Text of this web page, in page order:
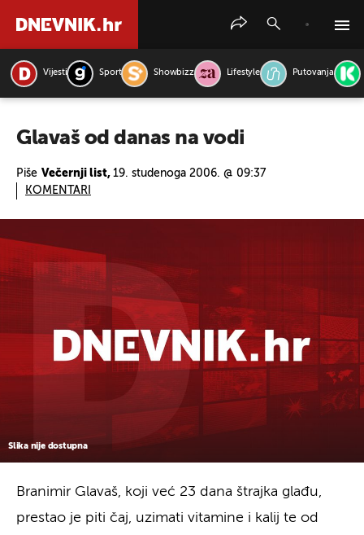
Vijesti Sport Showbizz Lifestyle Putovanja
Glavaš od danas na vodi
Piše Večernji list, 19. studenoga 2006. @ 09:37
KOMENTARI
Slika nije dostupna
Branimir Glavaš, koji već 23 dana štrajka glađu,
prestao je piti čaj, uzimati vitamine i kalij te od
PRETRAŽITE VIJESTI